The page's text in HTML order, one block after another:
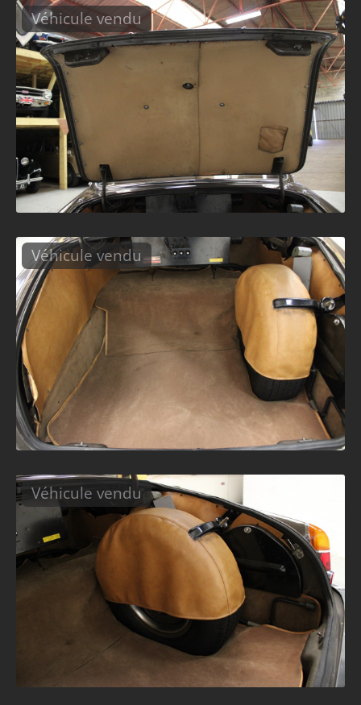
Véhicule vendu
Véhicule vendu
Véhicule vendu